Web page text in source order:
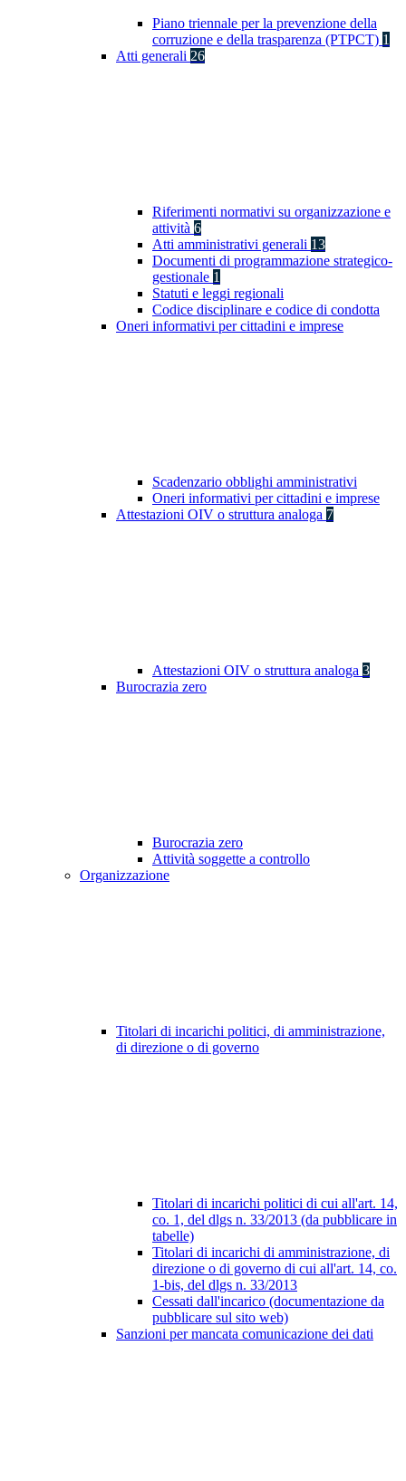
Piano triennale per la prevenzione della
corruzione e della trasparenza (PTPCT) 1
Atti generali 26
Riferimenti normativi su organizzazione e
attività 6
Atti amministrativi generali 13
Documenti di programmazione strategico-
gestionale 1
Statuti e leggi regionali
Codice disciplinare e codice di condotta
Oneri informativi per cittadini e imprese
Scadenzario obblighi amministrativi
Oneri informativi per cittadini e imprese
Attestazioni OIV o struttura analoga 7
Attestazioni OIV o struttura analoga 3
Burocrazia zero
Burocrazia zero
Attività soggette a controllo
Organizzazione
Titolari di incarichi politici, di amministrazione,
di direzione o di governo
Titolari di incarichi politici di cui all'art. 14,
co. 1, del dlgs n. 33/2013 (da pubblicare in
tabelle)
Titolari di incarichi di amministrazione, di
direzione o di governo di cui all'art. 14, co.
1-bis, del dlgs n. 33/2013
Cessati dall'incarico (documentazione da
pubblicare sul sito web)
Sanzioni per mancata comunicazione dei dati